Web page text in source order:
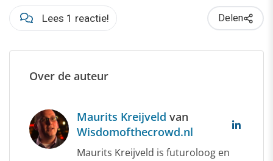
Lees 1 reactie! Delen
Over de auteur
Maurits Kreijveld van
Wisdomofthecrowd.nl
Maurits Kreijveld is futuroloog en